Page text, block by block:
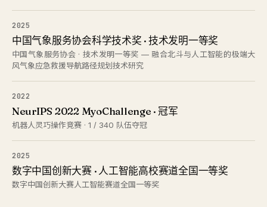
2025
中国气象服务协会科学技术奖 · 技术发明一等奖
中国气象服务协会 · 技术发明一等奖 — 融合北斗与人工智能的极端大
风气象应急救援导航路径规划技术研究
2022
NeurIPS 2022 MyoChallenge · 冠军
机器人灵巧操作竞赛 · 1 / 340 队伍夺冠
2025
数字中国创新大赛 · 人工智能高校赛道全国一等奖
数字中国创新大赛人工智能赛道全国一等奖